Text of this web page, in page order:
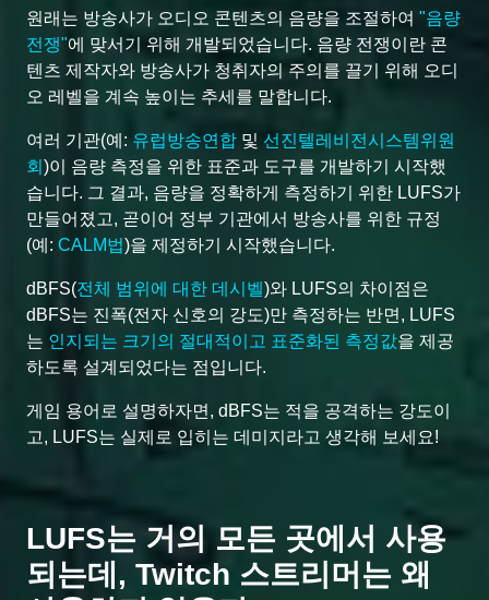
원래는 방송사가 오디오 콘텐츠의 음량을 조절하여 "음량
전쟁"에 맞서기 위해 개발되었습니다. 음량 전쟁이란 콘
텐츠 제작자와 방송사가 청취자의 주의를 끌기 위해 오디
오 레벨을 계속 높이는 추세를 말합니다.
여러 기관(예: 유럽방송연합 및 선진텔레비전시스템위원
회 )이 음량 측정을 위한 표준과 도구를 개발하기 시작했
습니다. 그 결과, 음량을 정확하게 측정하기 위한 LUFS가
만들어졌고, 곧이어 정부 기관에서 방송사를 위한 규정
(예: CALM법)을 제정하기 시작했습니다.
dBFS(전체 범위에 대한 데시벨)와 LUFS의 차이점은
dBFS는 진폭(전자 신호의 강도)만 측정하는 반면, LUFS
는 인지되는 크기의 절대적이고 표준화된 측정값을 제공
하도록 설계되었다는 점입니다.
게임 용어로 설명하자면, dBFS는 적을 공격하는 강도이
고, LUFS는 실제로 입히는 데미지라고 생각해 보세요!
LUFS는 거의 모든 곳에서 사용
되는데, Twitch 스트리머는 왜